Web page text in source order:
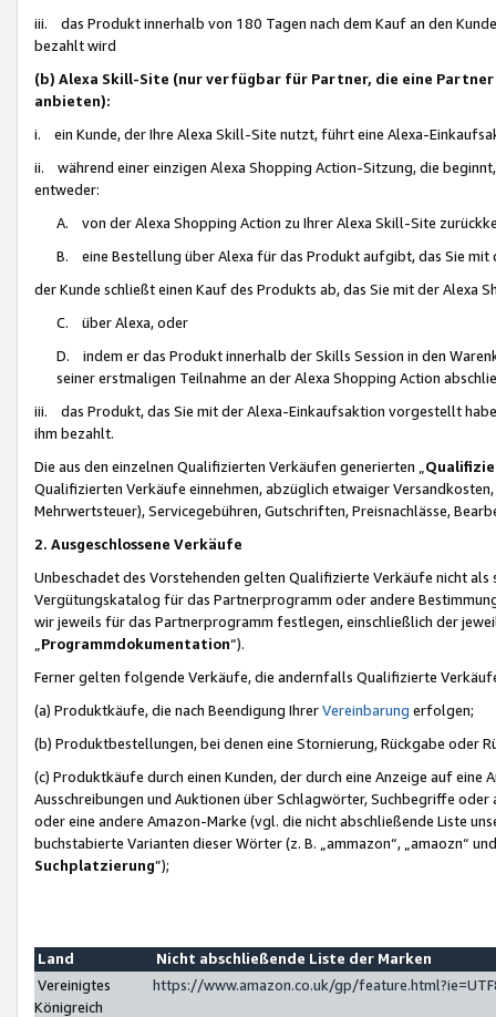
iii. das Produkt innerhalb von 180 Tagen nach dem Kauf an den
bezahlt wird
(b) Alexa Skill-Site (nur verfügbar für Partner, die eine
anbieten):
i. ein Kunde, der Ihre Alexa Skill-Site nutzt, führt eine Alexa-
ii. während einer einzigen Alexa Shopping Action-Sitzung, die
entweder:
A. von der Alexa Shopping Action zu Ihrer Alexa Skill-Site
B. eine Bestellung über Alexa für das Produkt aufgibt, das Sie mit
der Kunde schließt einen Kauf des Produkts ab, das Sie mit der Alexa
C. über Alexa, oder
D. indem er das Produkt innerhalb der Skills Session in den
seiner erstmaligen Teilnahme an der Alexa Shopping Action
iii. das Produkt, das Sie mit der Alexa-Einkaufsaktion vorgestellt
ihm bezahlt.
Die aus den einzelnen Qualifizierten Verkäufen generierten „
Qualifizierten Verkäufe einnehmen, abzüglich etwaiger
Mehrwertsteuer), Servicegebühren, Gutschriften, Preisnachlässe,
2. Ausgeschlossene Verkäufe
Unbeschadet des Vorstehenden gelten Qualifizierte Verkäufe nicht
Vergütungskatalog für das Partnerprogramm oder andere
wir jeweils für das Partnerprogramm festlegen, einschließlich der
Programmdokumentation“).
Ferner gelten folgende Verkäufe, die andernfalls Qualifizierte
(a) Produktkäufe, die nach Beendigung IhrerVereinbarung erfolgen;
(b) Produktbestellungen, bei denen eine Stornierung, Rückgabe oder
(c) Produktkäufe durch einen Kunden, der durch eine Anzeige auf
Ausschreibungen und Auktionen über Schlagwörter, Suchbegriffe
oder eine andere Amazon-Marke (vgl. die nicht abschließende Liste
buchstabierte Varianten dieser Wörter (z. B. „ammazon“, „amaozn“
Suchplatzierung”);
Land
Nicht abschließende Liste der Marken
Vereinigtes
Königreich
https://www.amazon.co.uk/gp/